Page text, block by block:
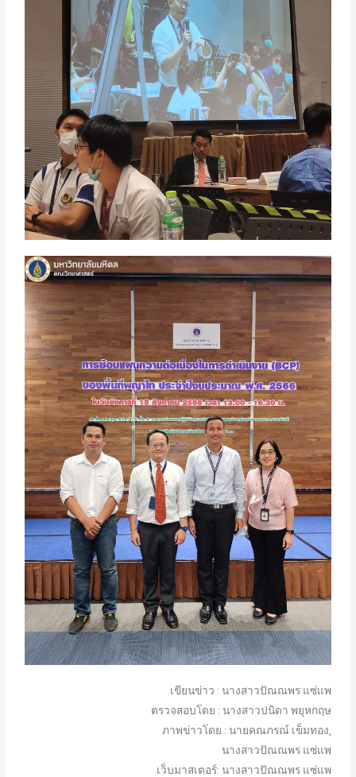
เขียนข่าว : นางสาวปัณณพร แซ่แพ
ตรวจสอบโดย : นางสาวปนิดา พยุหกฤษ
ภาพข่าวโดย : นายคณภรณ์ เข็มทอง,
นางสาวปัณณพร แซ่แพ
เว็บมาสเตอร์: นางสาวปัณณพร แซ่แพ